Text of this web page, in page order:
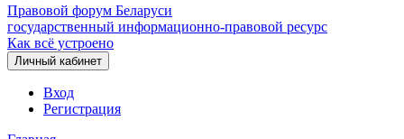
Правовой форум Беларуси
государственный информационно-правовой ресурс
Как всё устроено
Личный кабинет
Вход
Регистрация